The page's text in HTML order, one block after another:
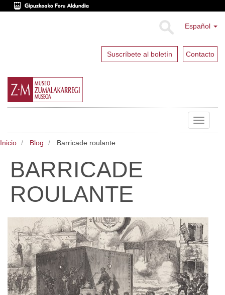
Español
Suscríbete al boletín Contacto
Toggle
Inicio Blog Barricade roulante
BARRICADE
ROULANTE